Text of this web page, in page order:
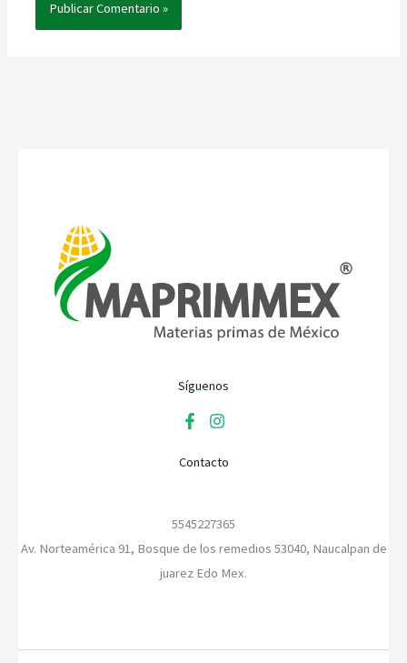
Síguenos
Contacto
5545227365
Av. Norteamérica 91, Bosque de los remedios 53040, Naucalpan de
juarez Edo Mex.